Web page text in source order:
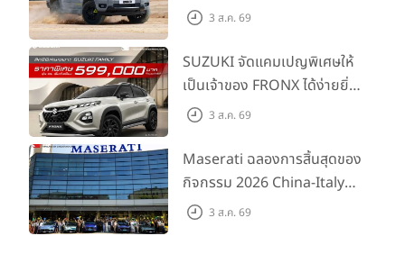
ห้ามพลาด ! ร่วมรับชม LIVE การเปิดตัวและประกาศราคาอย่าง
เป็นทางการของ Honda City ใหม่ ในวันศุกร์ที่ 26 มิถุนายน
2569 เวลา 13.15 น. เป็นต้นไป และต่อเนื่องกับ LIVE มินิ
คอนเสิร์ตในเวลา 18.45 น. เป็นต้นไปผ่านช่องทาง Honda
Thailand Official ได้แก่
Facebook: Honda Thailand
YouTube: Honda Thailand
TikTok: Honda Thailand Official
ดูรายละเอียดเพิ่มเติมได้ที่www.honda.co.th/city
www.honda.co.th/cityhatchback
เต็มไลน์อัป พร้อมตอบโจทย์ทุก
พร้อมลุย ด้วยราคาพิเศษเริ่ม
ต้นที่ 9.49 แสนบาท
3 ส.ค. 69
SUZUKI จัดแคมเปญพิเศษให้
เป็นเจ้าของ FRONX ได้ง่ายยิ่ง
ขึ้นสำหรับรุ่น GL ราคาพิเศษ
200 คัน พร้อมข้อเสนอสุดคุ้ม
3 ส.ค. 69
Maserati ฉลองการสิ้นสุดของ
กิจกรรม 2026 China-Italy
Grand Tour ณ สำนักงาน
3 ส.ค. 69